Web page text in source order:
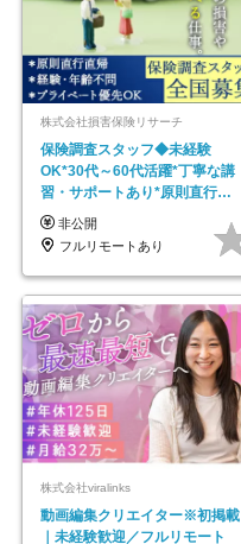
株式会社損害保険リサーチ
保険調査スタッフ◆未経験
OK*30代～60代活躍*丁寧な講
習・サポートあり*原則直行直
帰／全国募集・業務委託
非公開
フルリモートあり
株式会社viralinks
動画編集クリエイター※初掲載
｜未経験歓迎／フルリモート